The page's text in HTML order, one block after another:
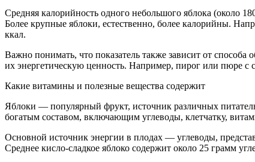
Средняя калорийность одного небольшого яблока (около
Более крупные яблоки, естественно, более калорийны.
ккал.
Важно понимать, что показатель также зависит от
их энергетическую ценность. Например, пирог или пюре с
Какие витамины и полезные вещества содержит
Яблоки — популярный фрукт, источник различных
богатым составом, включающим углеводы, клетчатку,
Основной источник энергии в плодах — углеводы,
Среднее кисло-сладкое яблоко содержит около 25 грамм